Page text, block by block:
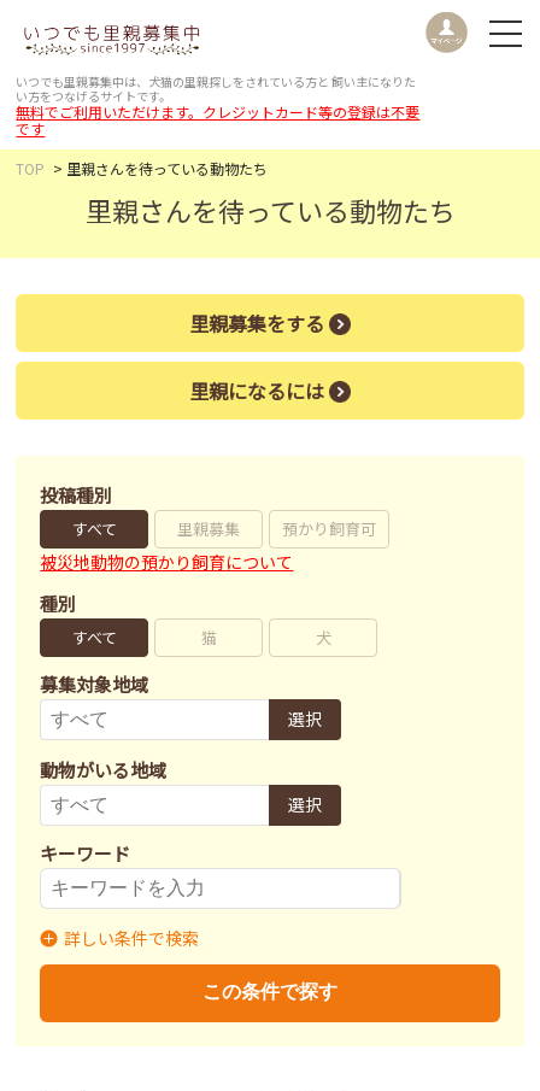
いつでも里親募集中は、犬猫の里親探しをされている方と 飼い主になりた
い方をつなげるサイトです。
無料でご利用いただけます。クレジットカード等の登録は不要
です
TOP
里親さんを待っている動物たち
里親さんを待っている動物たち
里親募集をする
里親になるには
投稿種別
すべて 里親募集 預かり飼育可
被災地動物の預かり飼育について
種別
すべて 猫 犬
募集対象地域
選択
動物がいる地域
選択
キーワード
募集状況
不妊去勢手術
詳しい条件で検索
この条件で探す